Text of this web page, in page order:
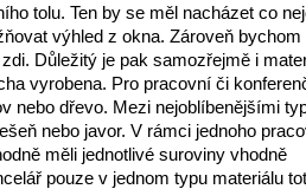
tolu. Ten by se měl nacházet co
výhled z okna. Zároveň bychom
Důležitý je pak samozřejmě i
vyrobena. Pro pracovní či
nebo dřevo. Mezi nejoblíbenějšími
nebo javor. V rámci jednoho
měli jednotlivé suroviny vhodně
pouze v jednom typu materiálu